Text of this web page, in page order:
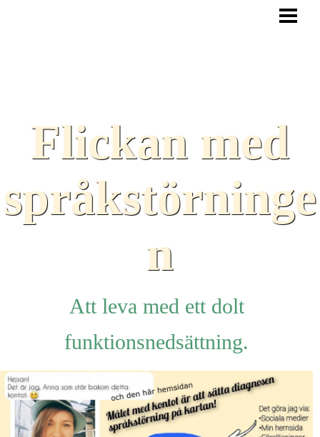
HJÄLPMEDEL
LÄNKAR
Flickan med
språkstörninge
n
Att leva med ett dolt
funktionsnedsättning.